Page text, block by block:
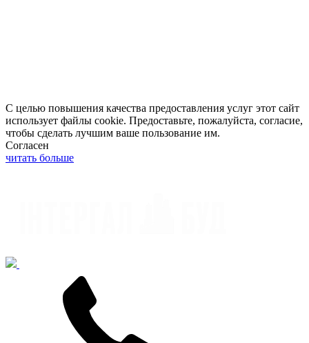
С целью повышения качества предоставления услуг этот сайт
использует файлы cookie. Предоставьте, пожалуйста, согласие,
чтобы сделать лучшим ваше пользование им.
Согласен
читать больше